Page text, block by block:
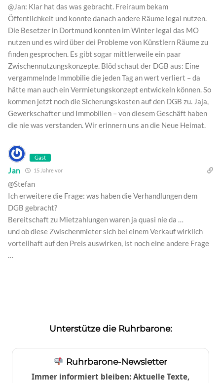
@Jan: Klar hat das was gebracht. Freiraum bekam
Öffentlichkeit und konnte danach andere Räume legal nutzen.
Die Besetzer in Dortmund konnten im Winter legal das MO
nutzen und es wird über dei Probleme von Künstlern Räume zu
finden gesprochen. Es gibt sogar mittlerweile ein paar
Zwischennutzungskonzepte. Blöd schaut der DGB aus: Eine
vergammelnde Immobilie die jeden Tag an wert verliert – da
hätte man auch ein Vermietungskonzept entwickeln können. So
kommen jetzt noch die Sicherungskosten auf den DGB zu. Jaja,
Gewerkschafter und Immobilien – von diesem Geschäft haben
die nie was verstanden. Wir erinnern uns an die Neue Heimat.
Gast
Jan 15 Jahre vor
@Stefan
Ich erweitere die Frage: was haben die Verhandlungen dem
DGB gebracht?
Bereitschaft zu Mietzahlungen waren ja quasi nie da …
und ob diese Zwischenmieter sich bei einem Verkauf wirklich
vorteilhaft auf den Preis auswirken, ist noch eine andere Frage
…
Unterstütze die Ruhrbarone:
Ruhrbarone-Newsletter
Immer informiert bleiben: Aktuelle Texte,